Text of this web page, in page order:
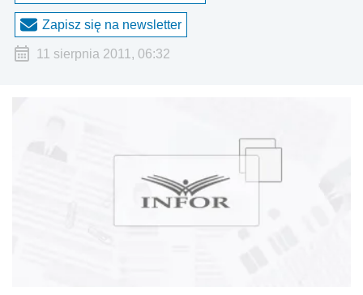
Zapisz się na newsletter
11 sierpnia 2011, 06:32